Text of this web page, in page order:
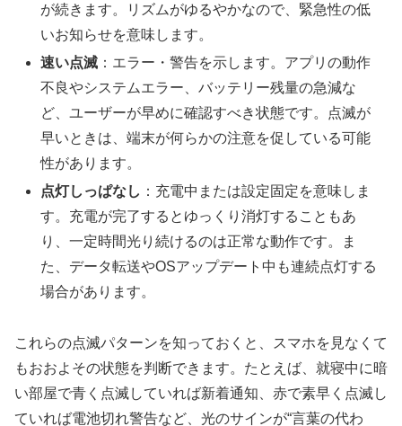
が続きます。リズムがゆるやかなので、緊急性の低
いお知らせを意味します。
速い点滅 ：エラー・警告を示します。アプリの動作
不良やシステムエラー、バッテリー残量の急減な
ど、ユーザーが早めに確認すべき状態です。点滅が
早いときは、端末が何らかの注意を促している可能
性があります。
点灯しっぱなし ：充電中または設定固定を意味しま
す。充電が完了するとゆっくり消灯することもあ
り、一定時間光り続けるのは正常な動作です。ま
た、データ転送やOSアップデート中も連続点灯する
場合があります。
これらの点滅パターンを知っておくと、スマホを見なくて
もおおよその状態を判断できます。たとえば、就寝中に暗
い部屋で青く点滅していれば新着通知、赤で素早く点滅し
ていれば電池切れ警告など、光のサインが“言葉の代わ